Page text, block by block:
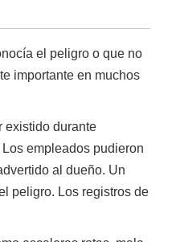
el peligro o que no
importante en muchos
existido durante
empleados pudieron
al dueño. Un
peligro. Los registros de